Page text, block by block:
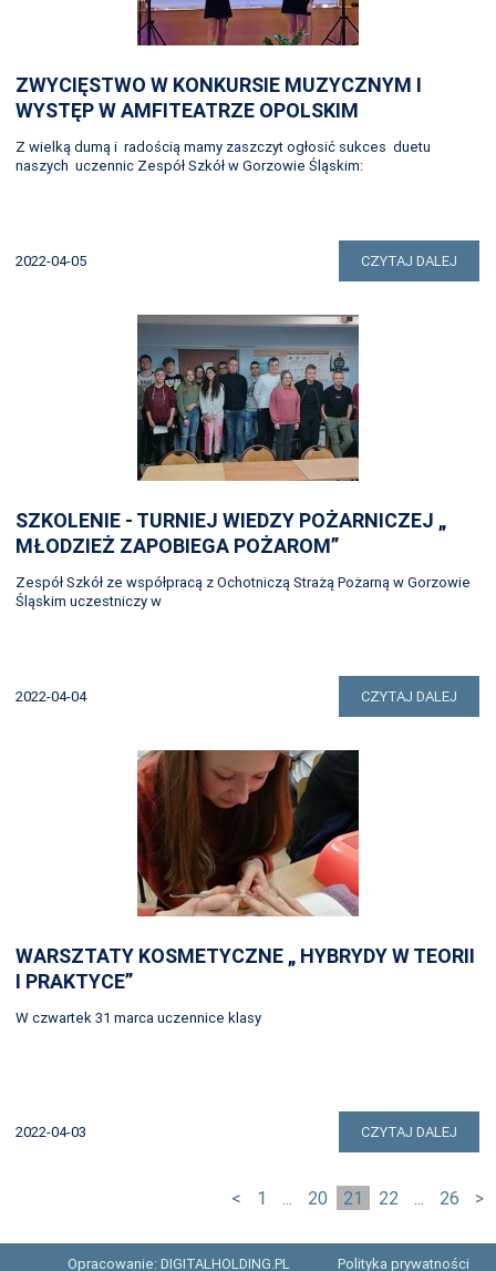
ZWYCIĘSTWO W KONKURSIE MUZYCZNYM I
WYSTĘP W AMFITEATRZE OPOLSKIM
Z wielką dumą i radością mamy zaszczyt ogłosić sukces duetu
naszych uczennic Zespół Szkół w Gorzowie Śląskim:
2022-04-05 CZYTAJ DALEJ
SZKOLENIE - TURNIEJ WIEDZY POŻARNICZEJ „
MŁODZIEŻ ZAPOBIEGA POŻAROM”
Zespół Szkół ze współpracą z Ochotniczą Strażą Pożarną w Gorzowie
Śląskim uczestniczy w
2022-04-04 CZYTAJ DALEJ
WARSZTATY KOSMETYCZNE „ HYBRYDY W TEORII
I PRAKTYCE”
W czwartek 31 marca uczennice klasy
2022-04-03 CZYTAJ DALEJ
< 1 ... 20 21 22 ... 26 >
Opracowanie: DIGITALHOLDING.PL Polityka prywatności